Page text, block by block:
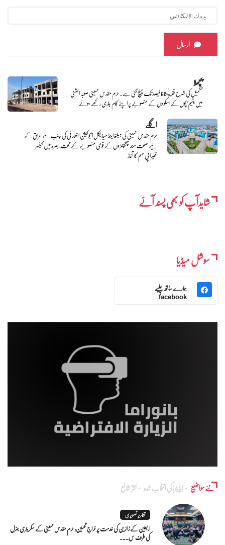
ارسال
پچھلا
تکمیل کی شرح تقریباً 60 فیصد تک پہنچ گئی ہے۔ حرم مقدس حسینی صوبہ المثنیٰ
میں یتیم بچوں کے اسکولوں کے منصوبے پر اپنے کام جاری رکھے ہوئے
اگلے
حرم مقدس حسینی کی ہیلتھ اینڈ میڈیکل ایجوکیشن اتھارٹی کی جانب سے عراق کے
لیے صحت مند پھیپھڑوں کے قومی منصوبے کے تحت، بصرہ میں کینسر
تھیراپی مہم کا آغاز
شایدآپ کو بھی پسند آئے
سوشل میڈیا
ہمارے ساتھ چلیے
facebook
نئے مواضیع ایڈٰیٹرز کی انتخاب شدہ اکثر شائع
تقاریر تصویری
اربعین کے زائرین کی خدمت پر خراجِ تحسین: حرم مقدس حسینی کے سکریٹری جنرل
کی طرف س...